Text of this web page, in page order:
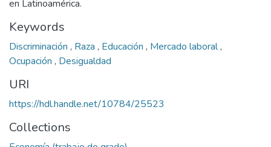
en Latinoamérica.
Keywords
Discriminación , Raza , Educación , Mercado laboral,
Ocupación , Desigualdad
URI
https://hdl.handle.net/10784/25523
Collections